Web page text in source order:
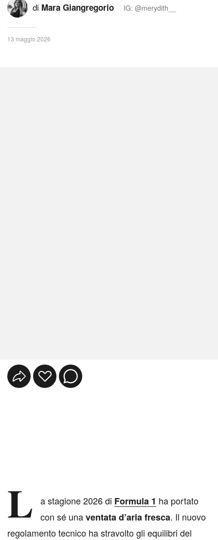
di Mara Giangregorio IG: @merydith__
13 maggio 2026
L a stagione 2026 di Formula 1 ha portato
con sé unaventata d’aria fresca. Il nuovo
regolamento tecnico ha stravolto gli equilibri del